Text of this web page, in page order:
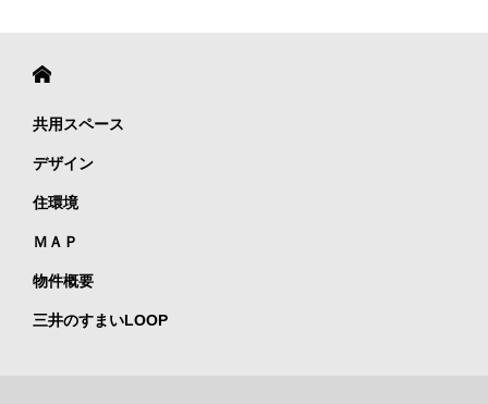
共用スペース
デザイン
住環境
ＭＡＰ
物件概要
三井のすまいLOOP